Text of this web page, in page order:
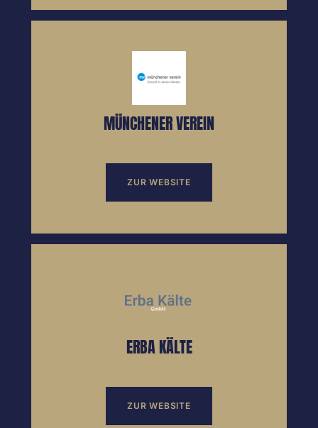
MÜNCHENER VEREIN
ZUR WEBSITE
ERBA KÄLTE
ZUR WEBSITE